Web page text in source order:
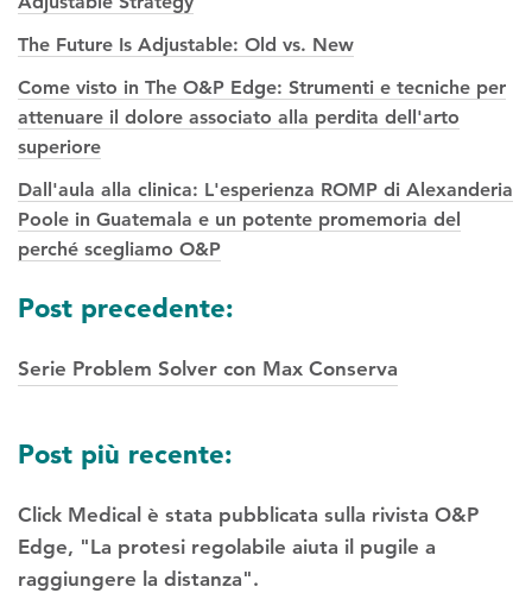
The Future Is Adjustable: Old vs. New
Come visto in The O&P Edge: Strumenti e tecniche per
attenuare il dolore associato alla perdita dell'arto
superiore
Dall'aula alla clinica: L'esperienza ROMP di Alexanderia
Poole in Guatemala e un potente promemoria del
perché scegliamo O&P
Navigazione
tra
i
Post precedente:
Serie Problem Solver con Max Conserva
Post più recente:
Click Medical è stata pubblicata sulla rivista O&P
Edge, "La protesi regolabile aiuta il pugile a
raggiungere la distanza".